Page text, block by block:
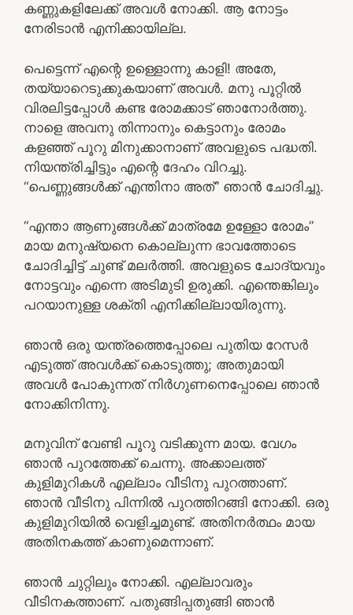
കണ്ണുകളിലേക്ക് അവള്‍ നോക്കി. ആ നോട്ടം
നേരിടാന്‍ എനിക്കായില്ല.
പെട്ടെന്ന് എന്റെ ഉള്ളൊന്നു കാളി! അതേ,
തയ്യാറെടുക്കുകയാണ് അവള്‍. മനു പൂറ്റില്‍
വിരലിട്ടപ്പോള്‍ കണ്ട രോമക്കാട്‌ ഞാനോര്‍ത്തു.
നാളെ അവനു തിന്നാനും കെട്ടാനും രോമം
കളഞ്ഞ് പൂറു മിനുക്കാനാണ് അവളുടെ പദ്ധതി.
നിയന്ത്രിച്ചിട്ടും എന്റെ ദേഹം വിറച്ചു.
“പെണ്ണുങ്ങള്‍ക്ക് എന്തിനാ അത്” ഞാന്‍ ചോദിച്ചു.
“എന്താ ആണുങ്ങള്‍ക്ക് മാത്രമേ ഉള്ളോ രോമം”
മായ മനുഷ്യനെ കൊല്ലുന്ന ഭാവത്തോടെ
ചോദിച്ചിട്ട് ചുണ്ട് മലര്‍ത്തി. അവളുടെ ചോദ്യവും
നോട്ടവും എന്നെ അടിമുടി ഉരുക്കി. എന്തെങ്കിലും
പറയാനുള്ള ശക്തി എനിക്കില്ലായിരുന്നു.
ഞാന്‍ ഒരു യന്ത്രത്തെപ്പോലെ പുതിയ റേസര്‍
എടുത്ത് അവള്‍ക്ക് കൊടുത്തു; അതുമായി
അവള്‍ പോകുന്നത് നിര്‍ഗുണനെപ്പോലെ ഞാന്‍
നോക്കിനിന്നു.
മനുവിന് വേണ്ടി പൂറു വടിക്കുന്ന മായ. വേഗം
ഞാന്‍ പുറത്തേക്ക് ചെന്നു. അക്കാലത്ത്
കുളിമുറികള്‍ എല്ലാം വീടിനു പുറത്താണ്.
ഞാന്‍ വീടിനു പിന്നില്‍ പുറത്തിറങ്ങി നോക്കി. ഒരു
കുളിമുറിയില്‍ വെളിച്ചമുണ്ട്. അതിനര്‍ത്ഥം മായ
അതിനകത്ത് കാണുമെന്നാണ്.
ഞാന്‍ ചുറ്റിലും നോക്കി. എല്ലാവരും
വീടിനകത്താണ്‌. പതുങ്ങിപ്പതുങ്ങി ഞാന്‍